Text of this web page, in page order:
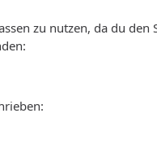
zu nutzen, da du den